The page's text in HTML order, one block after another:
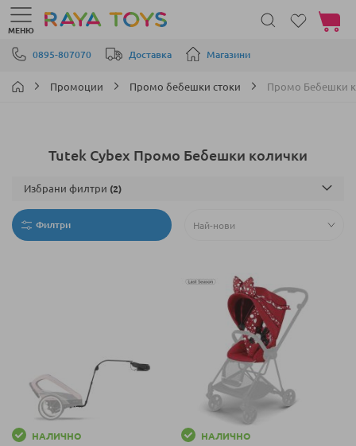
Прескачане към съдържанието
0895-807070 Доставка Магазини
МЕНЮ
Моята
Промоции Промо бебешки стоки Промо Бебешки
Tutek Cybex Промо Бебешки колички
Филтри
НАЛИЧНО НАЛИЧНО
Избрани филтри